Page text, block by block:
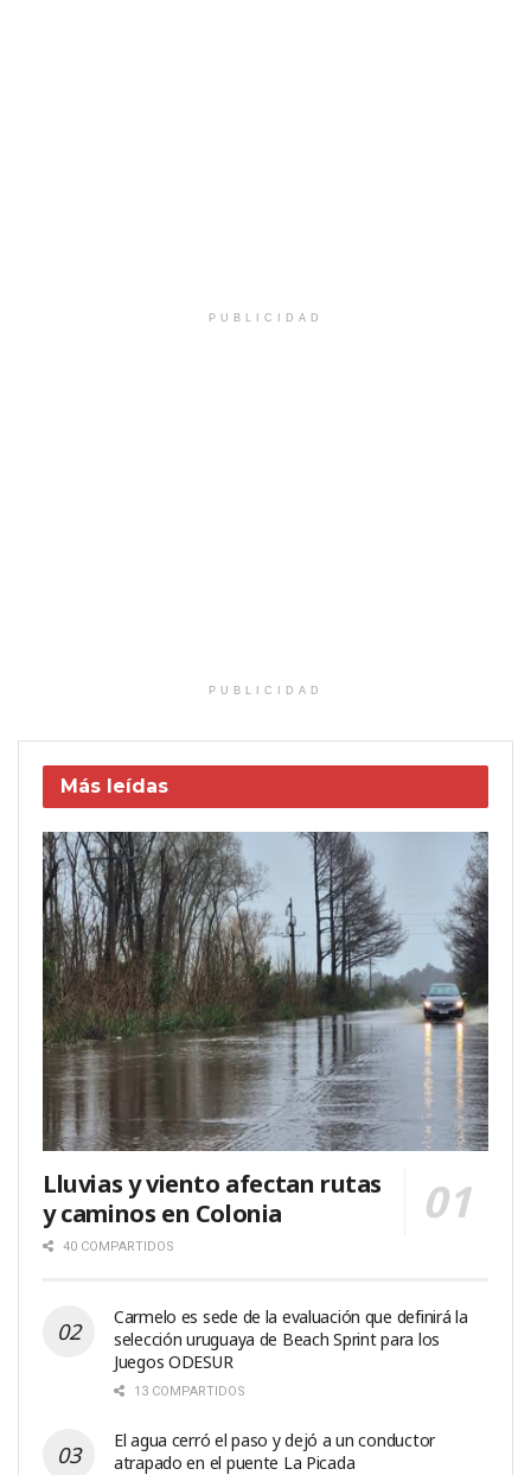
PUBLICIDAD
PUBLICIDAD
Más leídas
Lluvias y viento afectan rutas
y caminos en Colonia
40 COMPARTIDOS
Carmelo es sede de la evaluación que definirá la
selección uruguaya de Beach Sprint para los
Juegos ODESUR
13 COMPARTIDOS
El agua cerró el paso y dejó a un conductor
atrapado en el puente La Picada